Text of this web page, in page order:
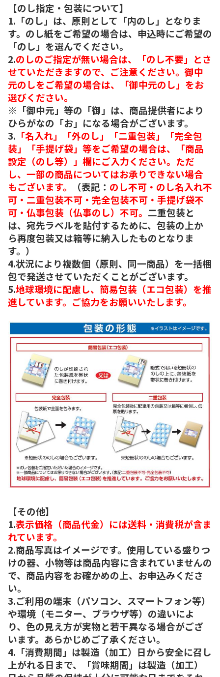
【のし指定・包装について】
1.「のし」は、原則として「内のし」となりま
す。のし紙をご希望の場合は、申込時にご希望の
「のし」を選んでください。
2.のしのご指定が無い場合は、「のし不要」とさ
せていただきますので、ご注意ください。御中
元のしをご希望の場合は、「御中元のし」をお
選びください。
※「御中元」等の「御」は、商品提供者により
ひらがなの「お」になる場合がございます。
3. 「名入れ」「外のし」「二重包装」「完全包
装」「手提げ袋」等をご希望の場合は、「商品
設定（のし等）」欄にご入力ください。ただ
し、一部の商品についてはお承りできない場合
もございます。
（表記： のし不可・のし名入れ不
可・二重包装不可・完全包装不可・手提げ袋不
可・仏事包装（仏事のし）不可。 二重包装と
は、宛先ラベルを貼付するために、包装の上か
ら再度包装又は箱等に納入したものとなりま
す。）
4.状況により複数個（原則、同一商品）を一括梱
包で発送させていただくことがございます。
5.地球環境に配慮し、簡易包装（エコ包装）を推
進しています。ご協力をお願いいたします。
【その他】
1.表示価格（商品代金）には送料・消費税が含ま
れています。
2.商品写真はイメージです。使用している盛りつ
けの器、小物等は商品内容に含まれていませんの
で、商品内容をお確かめの上、お申込みくださ
い。
3.ご利用の端末（パソコン、スマートフォン等）
や環境（モニター、ブラウザ等）の違いによ
り、色の見え方が実物と若干異なる場合がござ
います。あらかじめご了承ください。
4.「消費期間」は製造（加工）日から安全に召し
上がれる日まで、「賞味期間」は製造（加工）